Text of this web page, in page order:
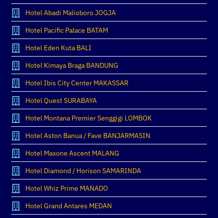
Hotel Abadi Malioboro JOGJA
Hotel Pacific Palace BATAM
Hotel Eden Kuta BALI
Hotel Kimaya Braga BANDUNG
Hotel Ibis City Center MAKASSAR
Hotel Quest SURABAYA
Hotel Montana Premier Senggigi LOMBOK
Hotel Aston Banua / Fave BANJARMASIN
Hotel Maxone Ascent MALANG
Hotel Diamond / Horison SAMARINDA
Hotel Whiz Prime MANADO
Hotel Grand Antares MEDAN